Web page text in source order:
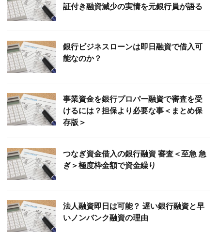
証付き融資減少の実情を元銀行員が語る
銀行ビジネスローンは即日融資で借入可
能なのか？
事業資金を銀行プロパー融資で審査を受
けるには？担保より必要な事＜まとめ保
存版＞
つなぎ資金借入の銀行融資 審査＜至急 急
ぎ＞極度枠金額で資金繰り
法人融資即日は可能？ 遅い銀行融資と早
いノンバンク融資の理由